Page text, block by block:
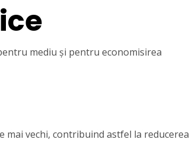
mediu și pentru economisirea
mai vechi, contribuind astfel la reducerea